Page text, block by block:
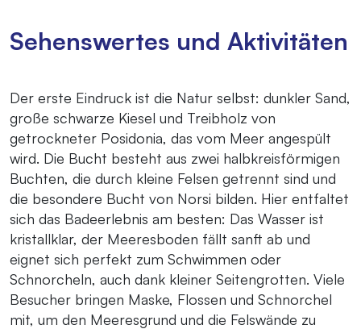
Sehenswertes und Aktivitäten
Der erste Eindruck ist die Natur selbst: dunkler Sand,
große schwarze Kiesel und Treibholz von
getrockneter Posidonia, das vom Meer angespült
wird. Die Bucht besteht aus zwei halbkreisförmigen
Buchten, die durch kleine Felsen getrennt sind und
die besondere Bucht von Norsi bilden. Hier entfaltet
sich das Badeerlebnis am besten: Das Wasser ist
kristallklar, der Meeresboden fällt sanft ab und
eignet sich perfekt zum Schwimmen oder
Schnorcheln, auch dank kleiner Seitengrotten. Viele
Besucher bringen Maske, Flossen und Schnorchel
mit, um den Meeresgrund und die Felswände zu